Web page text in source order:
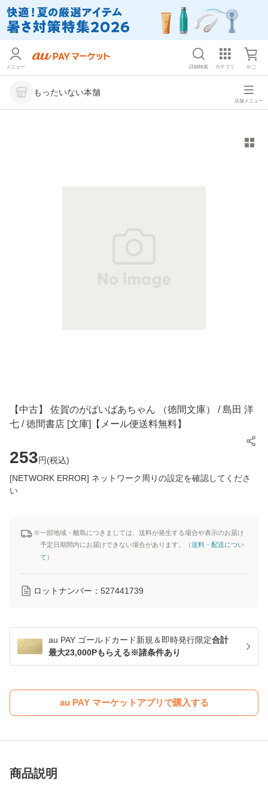
メニュー 詳細検索 カテゴリ かご
もったいない本舗
店舗メニュー
【中古】 佐賀のがばいばあちゃん （徳間文庫） / 島田 洋
七 / 徳間書店 [文庫]【メール便送料無料】
253円(税込)
[NETWORK ERROR] ネットワーク周りの設定を確認してくださ
い
※一部地域・離島につきましては、送料が発生する場合や表示のお届け
予定日期間内にお届けできない場合があります。（送料・配送につい
て ）
ロットナンバー： 527441739
au PAY ゴールドカード新規＆即時発行限定合計
最大23,000Pもらえる※諸条件あり
au PAY マーケットアプリで購入する
商品説明